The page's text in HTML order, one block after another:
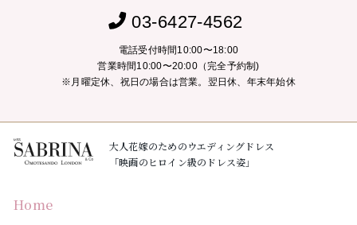
03-6427-4562
電話受付時間10:00〜18:00
営業時間10:00〜20:00（完全予約制)
※月曜定休、祝日の場合は営業。翌日休、年末年始休
大人花嫁のためのウエディングドレス
「映画のヒロイン級のドレス姿」
Home